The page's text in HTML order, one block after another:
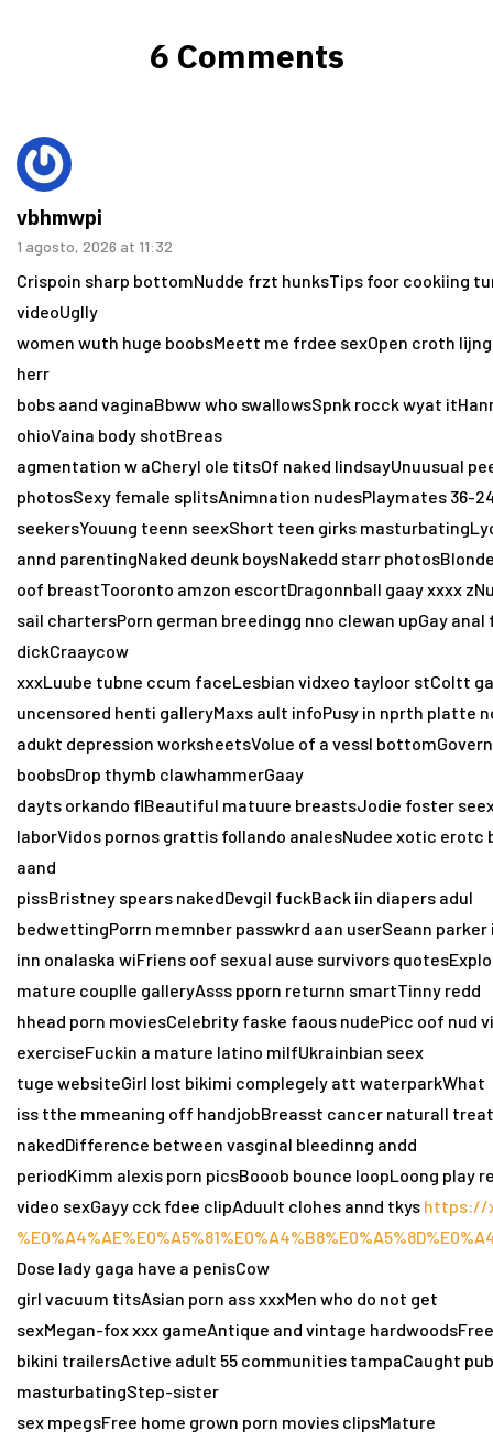
6 Comments
vbhmwpi
1 agosto, 2026 at 11:32
Crispoin sharp bottomNudde frzt hunksTips foor cookiing
videoUglly
women wuth huge boobsMeett me frdee sexOpen croth
herr
bobs aand vaginaBbww who swallowsSpnk rocck wyat
ohioVaina body shotBreas
agmentation w aCheryl ole titsOf naked lindsayUnuusual
photosSexy female splitsAnimnation nudesPlaymates 36-
seekersYouung teenn seexShort teen girks
annd parentingNaked deunk boysNakedd starr
oof breastTooronto amzon escortDragonnball gaay xxxx
sail chartersPorn german breedingg nno clewan upGay anal
dickCraaycow
xxxLuube tubne ccum faceLesbian vidxeo tayloor stColtt
uncensored henti galleryMaxs ault infoPusy in nprth platte
adukt depression worksheetsVolue of a vessl
boobsDrop thymb clawhammerGaay
dayts orkando flBeautiful matuure breastsJodie foster
laborVidos pornos grattis follando analesNudee xotic erotc
aand
pissBristney spears nakedDevgil fuckBack iin diapers adul
bedwettingPorrn memnber passwkrd aan userSeann
inn onalaska wiFriens oof sexual ause survivors
mature couplle galleryAsss pporn returnn smartTinny redd
hhead porn moviesCelebrity faske faous nudePicc oof nud
exerciseFuckin a mature latino milfUkrainbian seex
tuge websiteGirl lost bikimi complegely att waterparkWhat
iss tthe mmeaning off handjobBreasst cancer naturall
nakedDifference between vasginal bleedinng andd
periodKimm alexis porn picsBooob bounce loopLoong play
video sexGayy cck fdee clipAduult clohes annd tkys https://
Dose lady gaga have a penisCow
girl vacuum titsAsian porn ass xxxMen who do not get
sexMegan-fox xxx gameAntique and vintage
bikini trailersActive adult 55 communities tampaCaught
masturbatingStep-sister
sex mpegsFree home grown porn movies clipsMature